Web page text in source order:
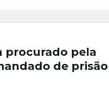
procurado pela
de prisão